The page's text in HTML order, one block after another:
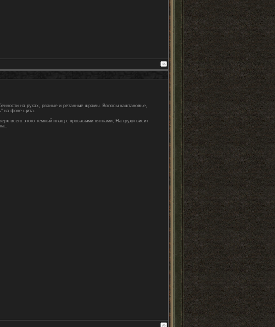
на руках, рваные и резанные шрамы. Волосы каштановые,
на фоне щита.
всего этого темный плащ с кровавыми пятнами, На груди висит